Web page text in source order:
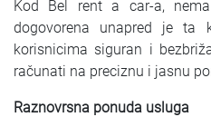
Kod Bel rent a car-a,
dogovorena unapred je ta
korisnicima siguran i
računati na preciznu i jasnu
Raznovrsna ponuda usluga